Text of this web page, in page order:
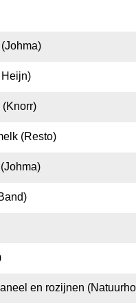
(Resto)
en rozijnen